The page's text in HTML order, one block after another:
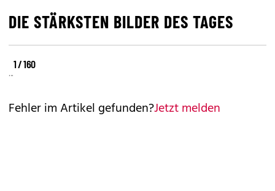
DIE STÄRKSTEN BILDER DES TAGES
1 / 160
©
REUTERS
©
REUTERS
©
REUTERS
Fehler im Artikel gefunden?Jetzt melden